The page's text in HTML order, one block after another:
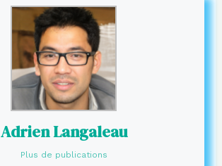
Adrien Langaleau
Plus de publications